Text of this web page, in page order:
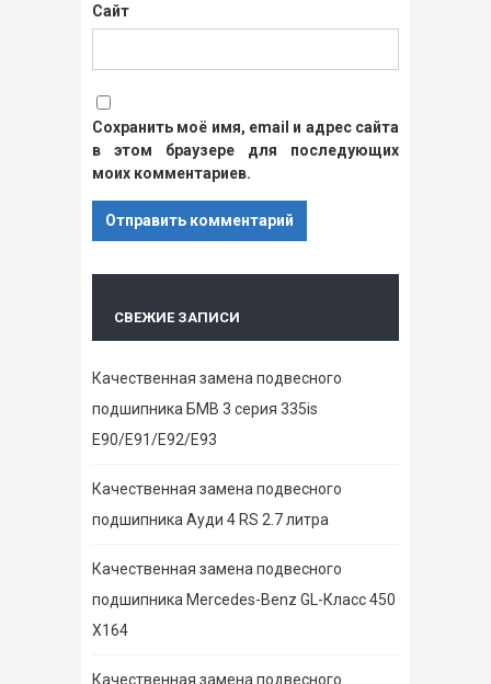
Сайт
Сохранить моё имя, email и адрес сайта
в этом браузере для последующих
моих комментариев.
СВЕЖИЕ ЗАПИСИ
Качественная замена подвесного
подшипника БМВ 3 серия 335is
E90/E91/E92/E93
Качественная замена подвесного
подшипника Ауди 4 RS 2.7 литра
Качественная замена подвесного
подшипника Mercedes-Benz GL-Класс 450
X164
Качественная замена подвесного